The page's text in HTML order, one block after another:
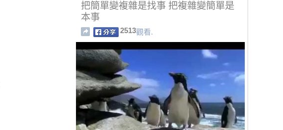
把簡單變複雜是找事 把複雜變簡單是
本事
2513觀看.